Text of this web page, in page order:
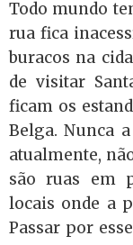
Todo mundo
rua fica
buracos na
de visitar
ficam os
Belga. Nunca
atualmente,
são ruas em
locais onde a
Passar por